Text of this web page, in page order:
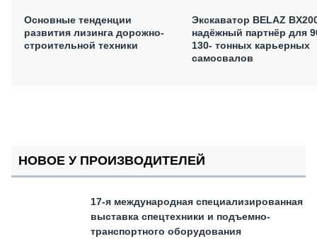
Основные тенденции
развития лизинга дорожно-
строительной техники
Экскаватор BELAZ
надёжный партнёр для
130- тонных карьерных
самосвалов
НОВОЕ У ПРОИЗВОДИТЕЛЕЙ
17-я международная специализированная
выставка спецтехники и подъемно-
транспортного оборудования